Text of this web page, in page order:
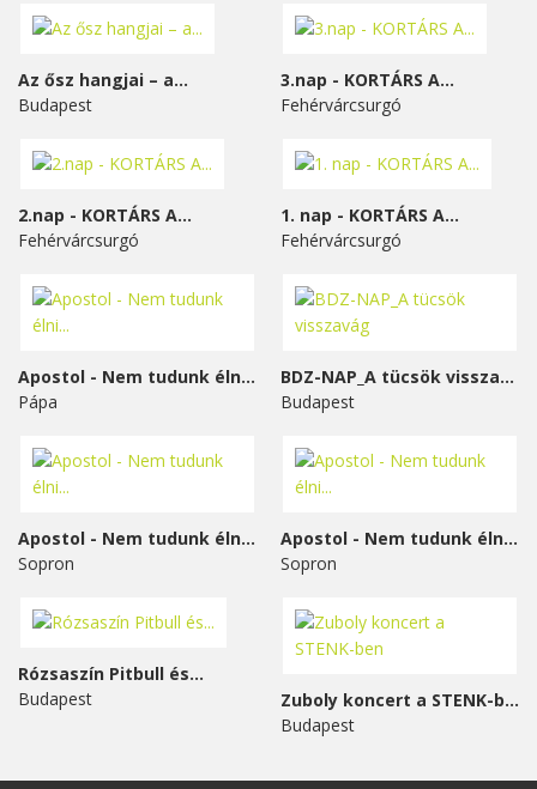
Az ősz hangjai – a...
Budapest
3.nap - KORTÁRS A...
Fehérvárcsurgó
2.nap - KORTÁRS A...
Fehérvárcsurgó
1. nap - KORTÁRS A...
Fehérvárcsurgó
Apostol - Nem tudunk élni...
Pápa
BDZ-NAP_A tücsök visszavág
Budapest
Apostol - Nem tudunk élni...
Sopron
Apostol - Nem tudunk élni...
Sopron
Rózsaszín Pitbull és...
Budapest
Zuboly koncert a STENK-ben
Budapest